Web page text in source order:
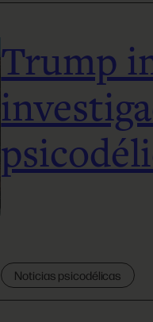
Trump
Noticias psicodélicas